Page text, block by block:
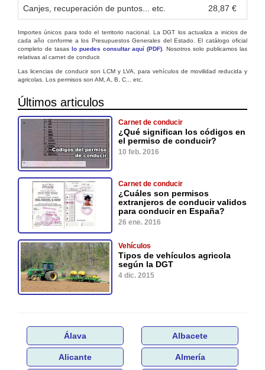
Canjes, recuperación de puntos... etc. 28,87 €
Importes únicos para todo el territorio nacional. La DGT los actualiza a inicios de
cada año conforme a los Presupuestos Generales del Estado. El catálogo oficial
completo de tasas lo puedes consultar aquí (PDF) . Nosotros solo publicamos las
relativas al carnet de conducir.
Las licencias de conducir son LCM y LVA, para vehículos de movilidad reducida y
agricolas. Los permisos son AM, A, B, C... etc.
Últimos articulos
Carnet de conducir
¿Qué significan los códigos en
el permiso de conducir?
10 feb. 2016
Carnet de conducir
¿Cuáles son permisos
extranjeros de conducir validos
para conducir en España?
26 ene. 2016
Vehículos
Tipos de vehículos agricola
según la DGT
4 dic. 2015
Álava Albacete
Alicante Almería